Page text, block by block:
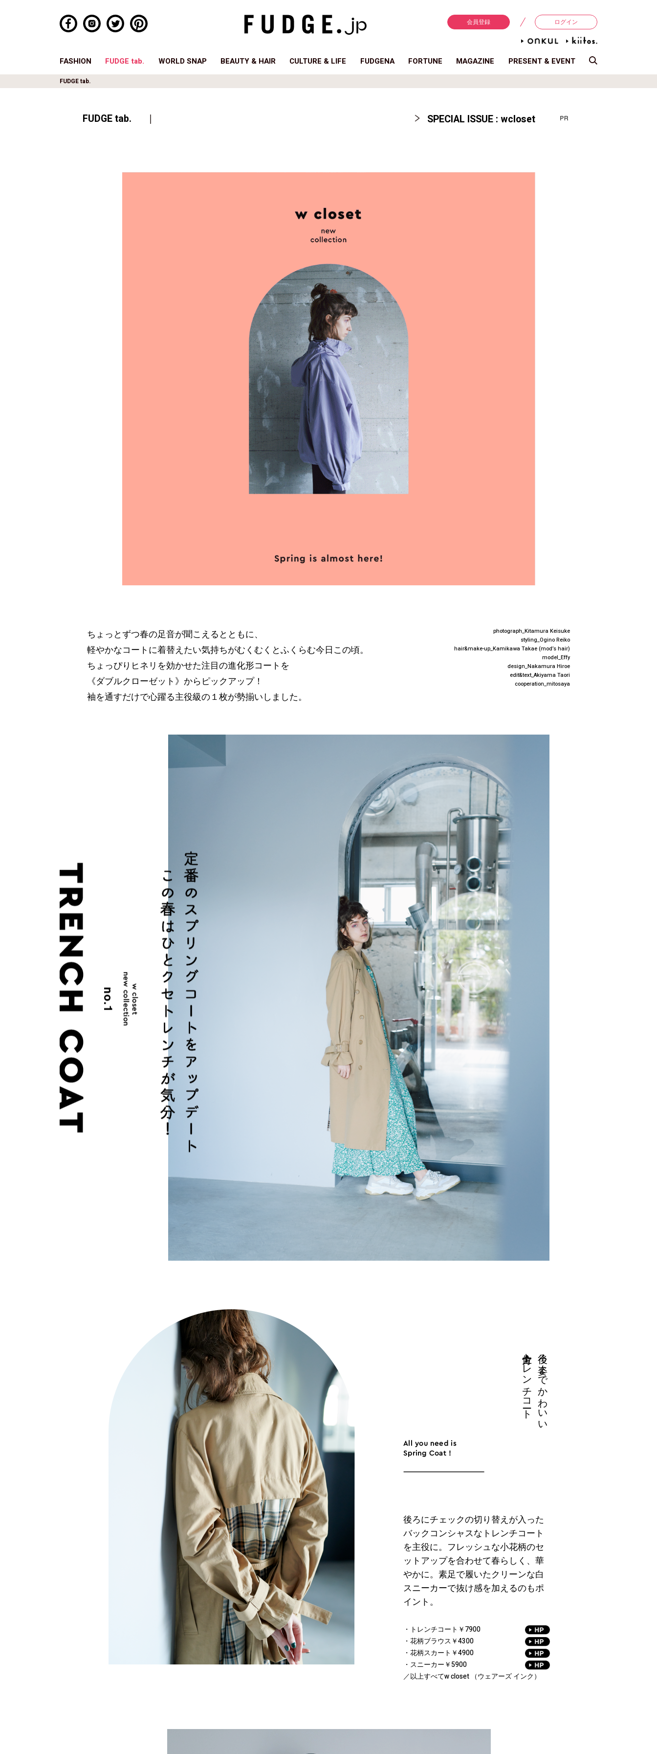
会員登録 ログイン
FASHION FUDGE tab. WORLD SNAP BEAUTY & HAIR CULTURE & LIFE FUDGENA FORTUNE MAGAZINE PRESENT & EVENT
FUDGE tab.
FUDGE tab. SPECIAL ISSUE : wcloset
ちょっとずつ春の足音が聞こえるとともに、
軽やかなコートに着替えたい気持ちがむくむくとふくらむ今日この頃。
ちょっぴりヒネリを効かせた注目の進化形コートを
《ダブルクローゼット》からピックアップ！
袖を通すだけで心躍る主役級の１枚が勢揃いしました。
photograph_Kitamura Keisuke
styling_Ogino Reiko
hair&make-up_Kamikawa Takae (mod’s hair)
model_Effy
design_Nakamura Hiroe
edit&text_Akiyama Taori
cooperation_mitosaya
後ろ姿までかわいい
全方位トレンチコート
後ろにチェックの切り替えが入った
バックコンシャスなトレンチコート
を主役に。フレッシュな小花柄のセ
ットアップを合わせて春らしく、華
やかに。素足で履いたクリーンな白
スニーカーで抜け感を加えるのもポ
イント。
トレンチコート￥7900
花柄ブラウス￥4300
花柄スカート￥4900
スニーカー￥5900
／以上すべてw closet （ウェアーズ インク）